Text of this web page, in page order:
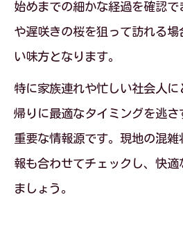
始めまでの細かな経過を確認
や遅咲きの桜を狙って訪れる
い味方となります。
特に家族連れや忙しい社会人
帰りに最適なタイミングを逃
重要な情報源です。現地の混
報も合わせてチェックし、快適
ましょう。